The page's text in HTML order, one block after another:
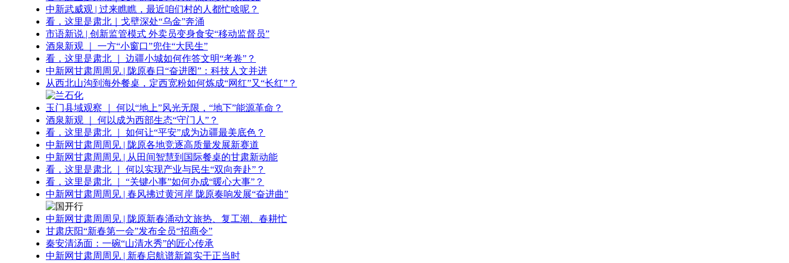
中新武威观 | 过来瞧瞧，最近咱们村的人都忙啥呢？
看，这里是肃北｜戈壁深处“乌金”奔涌
市语新说 | 创新监管模式 外卖员变身食安“移动监督员”
酒泉新观 ｜ 一方“小窗口”兜住“大民生”
看，这里是肃北 ｜ 边疆小城如何作答文明“考卷”？
中新网甘肃周周见 | 陇原春日“奋进图”：科技人文并进
从西北山沟到海外餐桌，定西宽粉如何炼成“网红”又“长红”？
玉门县域观察 ｜ 何以“地上”风光无限，“地下”能源革命？
酒泉新观 ｜ 何以成为西部生态“守门人”？
看，这里是肃北 ｜ 如何让“平安”成为边疆最美底色？
中新网甘肃周周见 | 陇原各地竞逐高质量发展新赛道
中新网甘肃周周见 | 从田间智慧到国际餐桌的甘肃新动能
看，这里是肃北 ｜ 何以实现产业与民生“双向奔赴”？
看，这里是肃北 ｜ “关键小事”如何办成“暖心大事”？
中新网甘肃周周见 | 春风拂过黄河岸 陇原奏响发展“奋进曲”
中新网甘肃周周见 | 陇原新春涌动文旅热、复工潮、春耕忙
甘肃庆阳“新春第一会”发布全员“招商令”
秦安清汤面：一碗“山清水秀”的匠心传承
中新网甘肃周周见 | 新春启航谱新篇实干正当时